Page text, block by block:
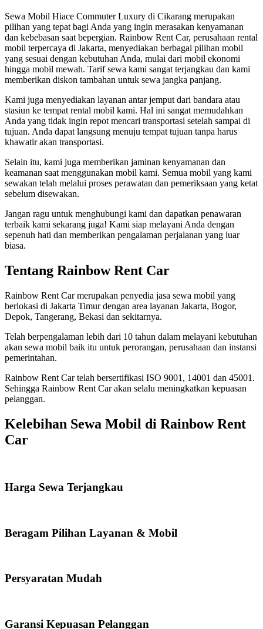
Sewa Mobil Hiace Commuter Luxury di Cikarang merupakan
pilihan yang tepat bagi Anda yang ingin merasakan kenyamanan
dan kebebasan saat bepergian. Rainbow Rent Car, perusahaan rental
mobil terpercaya di Jakarta, menyediakan berbagai pilihan mobil
yang sesuai dengan kebutuhan Anda, mulai dari mobil ekonomi
hingga mobil mewah. Tarif sewa kami sangat terjangkau dan kami
memberikan diskon tambahan untuk sewa jangka panjang.
Kami juga menyediakan layanan antar jemput dari bandara atau
stasiun ke tempat rental mobil kami. Hal ini sangat memudahkan
Anda yang tidak ingin repot mencari transportasi setelah sampai di
tujuan. Anda dapat langsung menuju tempat tujuan tanpa harus
khawatir akan transportasi.
Selain itu, kami juga memberikan jaminan kenyamanan dan
keamanan saat menggunakan mobil kami. Semua mobil yang kami
sewakan telah melalui proses perawatan dan pemeriksaan yang ketat
sebelum disewakan.
Jangan ragu untuk menghubungi kami dan dapatkan penawaran
terbaik kami sekarang juga! Kami siap melayani Anda dengan
sepenuh hati dan memberikan pengalaman perjalanan yang luar
biasa.
Tentang Rainbow Rent Car
Rainbow Rent Car merupakan penyedia jasa sewa mobil yang
berlokasi di Jakarta Timur dengan area layanan Jakarta, Bogor,
Depok, Tangerang, Bekasi dan sekitarnya.
Telah berpengalaman lebih dari 10 tahun dalam melayani kebutuhan
akan sewa mobil baik itu untuk perorangan, perusahaan dan instansi
pemerintahan.
Rainbow Rent Car telah bersertifikasi ISO 9001, 14001 dan 45001.
Sehingga Rainbow Rent Car akan selalu meningkatkan kepuasan
pelanggan.
Kelebihan Sewa Mobil di Rainbow Rent
Car
Harga Sewa Terjangkau
Beragam Pilihan Layanan & Mobil
Persyaratan Mudah
Garansi Kepuasan Pelanggan